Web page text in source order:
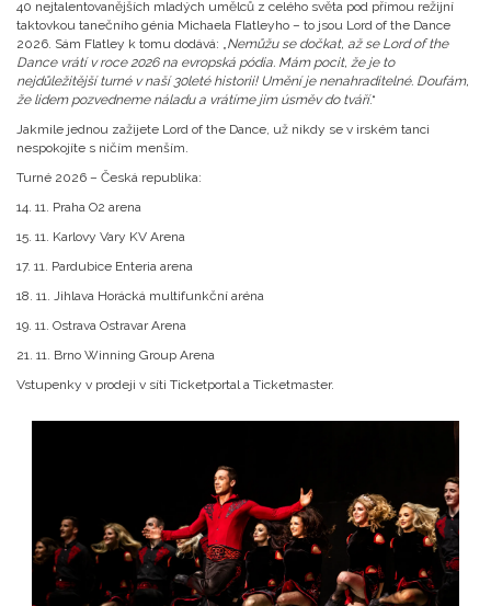
40 nejtalentovanějších mladých umělců z celého světa pod přímou režijní
taktovkou tanečního génia Michaela Flatleyho – to jsou Lord of the Dance
2026. Sám Flatley k tomu dodává: „Nemůžu se dočkat, až se Lord of the
Dance vrátí v roce 2026 na evropská pódia. Mám pocit, že je to
nejdůležitější turné v naší 30leté historii! Umění je nenahraditelné. Doufám,
že lidem pozvedneme náladu a vrátíme jim úsměv do tváří.“
Jakmile jednou zažijete Lord of the Dance, už nikdy se v irském tanci
nespokojíte s ničím menším.
Turné 2026 – Česká republika:
14. 11. Praha O2 arena
15. 11. Karlovy Vary KV Arena
17. 11. Pardubice Enteria arena
18. 11. Jihlava Horácká multifunkční aréna
19. 11. Ostrava Ostravar Arena
21. 11. Brno Winning Group Arena
Vstupenky v prodeji v síti Ticketportal a Ticketmaster.